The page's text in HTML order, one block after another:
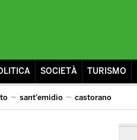
SOCIETÀ TURISMO
sant'emidio castorano